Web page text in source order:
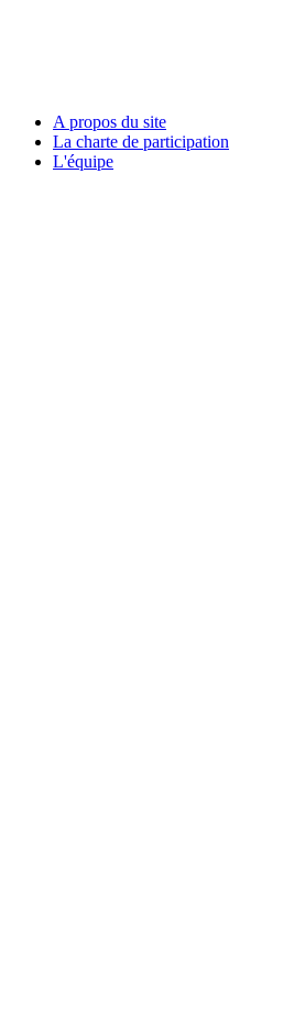
A propos du site
La charte de participation
L'équipe